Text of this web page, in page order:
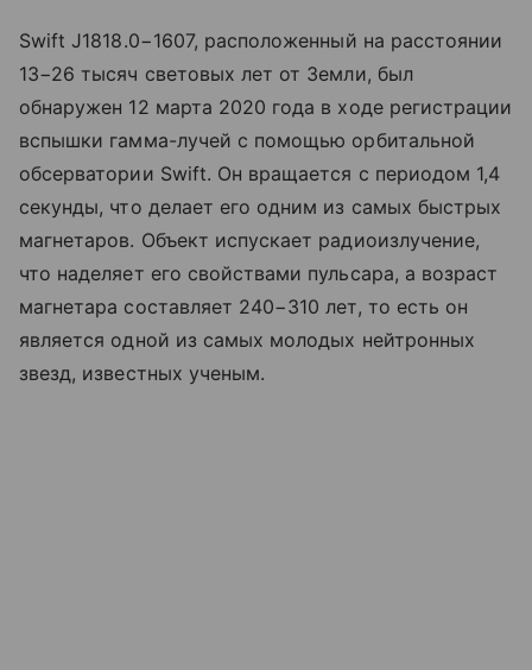
Swift J1818.0−1607, расположенный на расстоянии
13−26 тысяч световых лет от Земли, был
обнаружен 12 марта 2020 года в ходе регистрации
вспышки гамма-лучей с помощью орбитальной
обсерватории Swift. Он вращается с периодом 1,4
секунды, что делает его одним из самых быстрых
магнетаров. Объект испускает радиоизлучение,
что наделяет его свойствами пульсара, а возраст
магнетара составляет 240−310 лет, то есть он
является одной из самых молодых нейтронных
звезд, известных ученым.